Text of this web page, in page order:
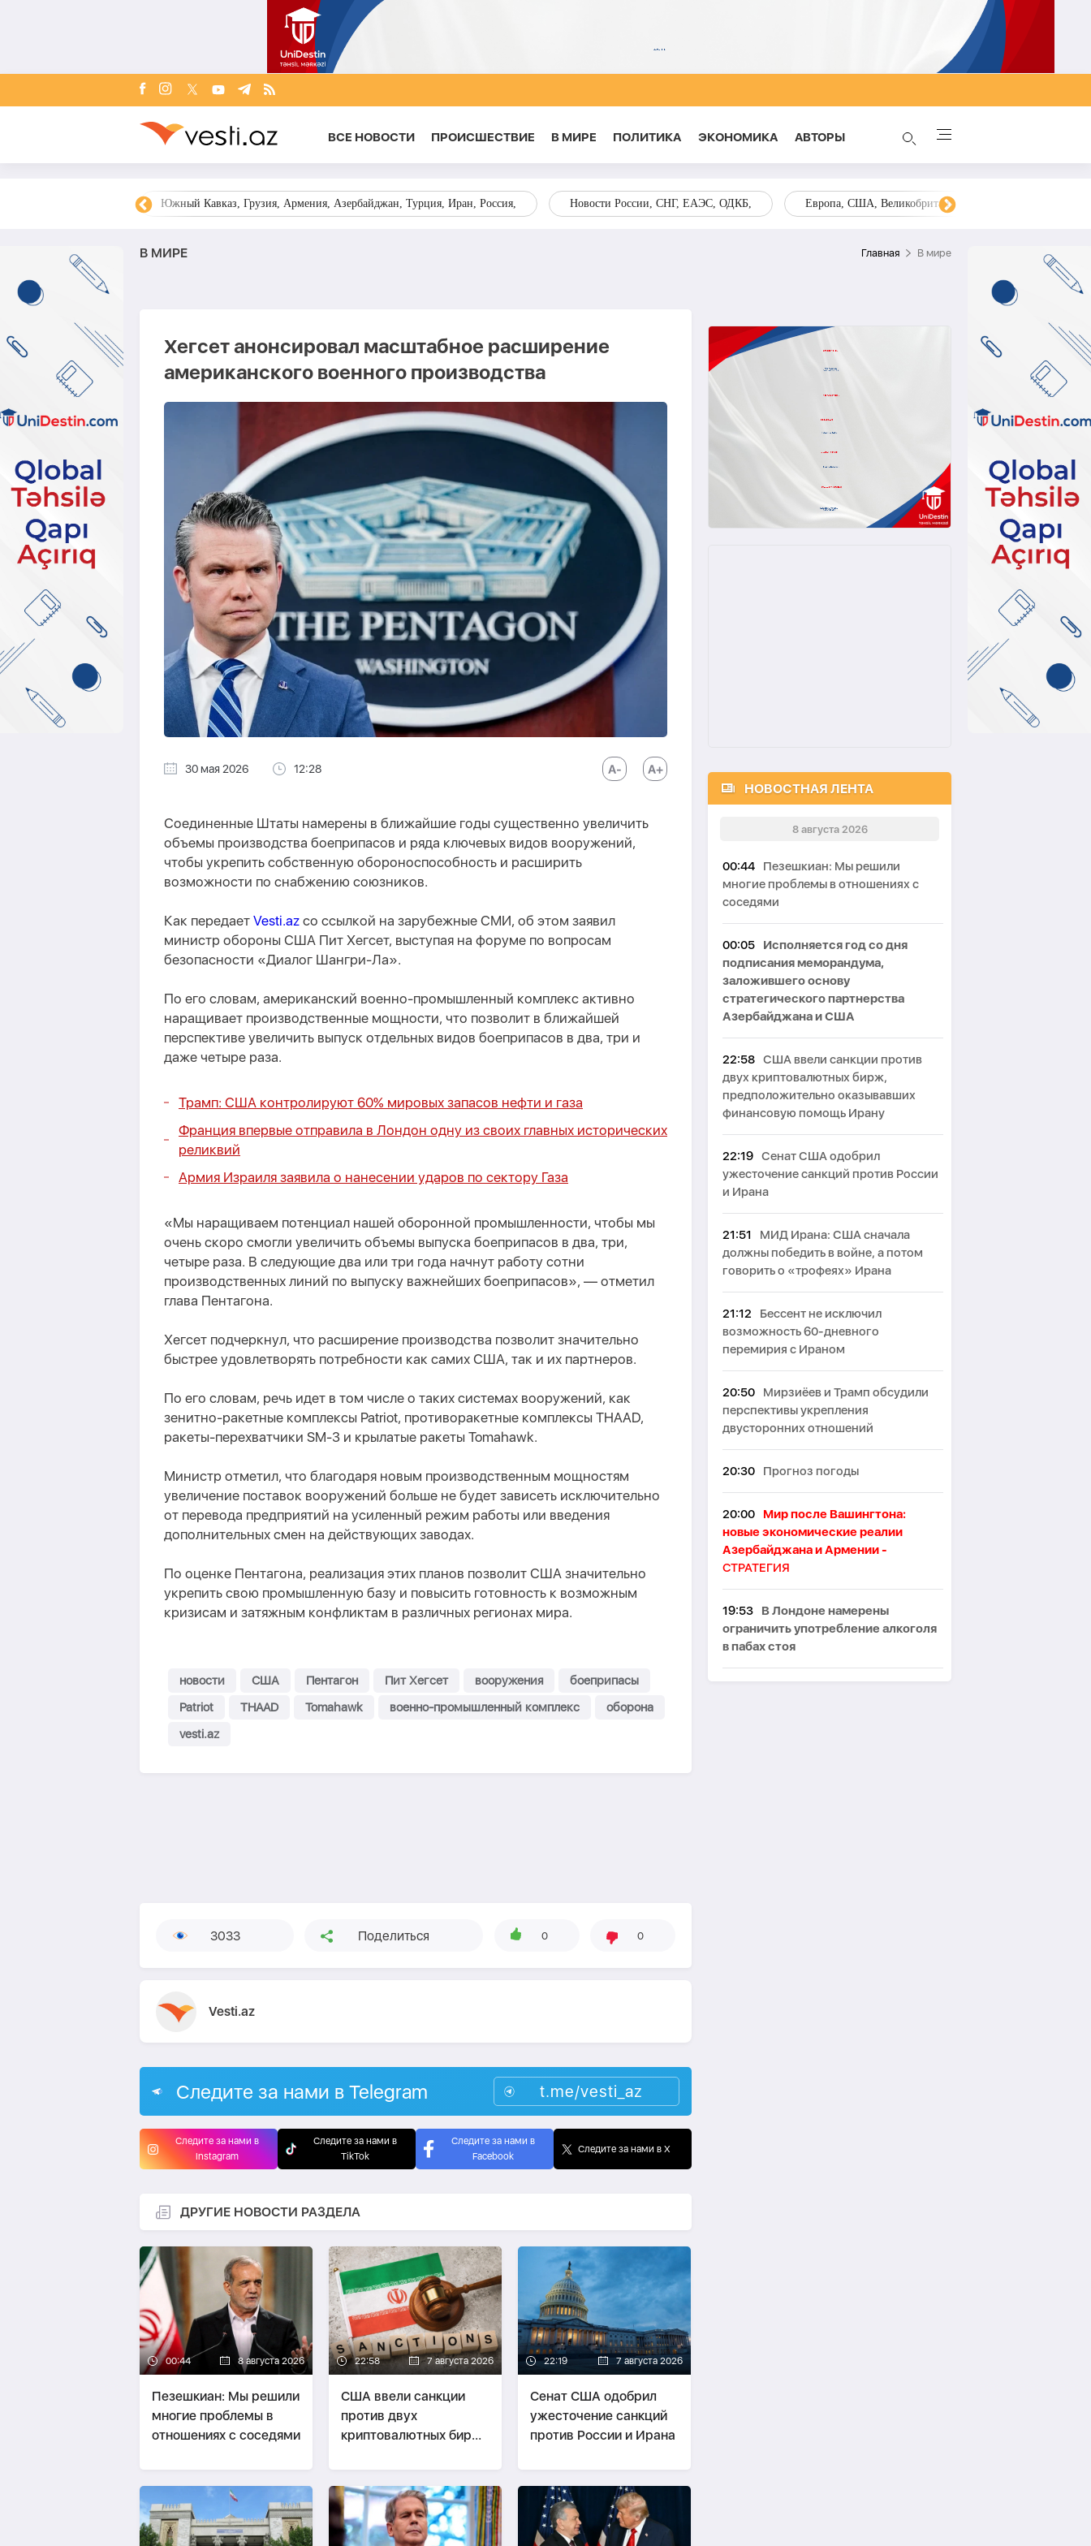
ВСЕ НОВОСТИ ПРОИСШЕСТВИЕ В МИРЕ ПОЛИТИКА ЭКОНОМИКА AВТОРЫ
Южный Кавказ, Грузия, Армения, Азербайджан, Турция, Иран, Россия, Новости России, СНГ, ЕАЭС, ОДКБ, Европа, США, Великобритания, Украина, Запад,
В МИРЕ Главная В мире
Хегсет анонсировал масштабное расширение
американского военного производства
30 мая 2026 12:28
Соединенные Штаты намерены в ближайшие годы существенно увеличить
объемы производства боеприпасов и ряда ключевых видов вооружений,
чтобы укрепить собственную обороноспособность и расширить
возможности по снабжению союзников.
Как передает Vesti.az со ссылкой на зарубежные СМИ, об этом заявил
министр обороны США Пит Хегсет, выступая на форуме по вопросам
безопасности «Диалог Шангри-Ла».
По его словам, американский военно-промышленный комплекс активно
наращивает производственные мощности, что позволит в ближайшей
перспективе увеличить выпуск отдельных видов боеприпасов в два, три и
даже четыре раза.
Трамп: США контролируют 60% мировых запасов нефти и газа
Франция впервые отправила в Лондон одну из своих главных исторических
реликвий
Армия Израиля заявила о нанесении ударов по сектору Газа
«Мы наращиваем потенциал нашей оборонной промышленности, чтобы мы
очень скоро смогли увеличить объемы выпуска боеприпасов в два, три,
четыре раза. В следующие два или три года начнут работу сотни
производственных линий по выпуску важнейших боеприпасов», — отметил
глава Пентагона.
Хегсет подчеркнул, что расширение производства позволит значительно
быстрее удовлетворять потребности как самих США, так и их партнеров.
По его словам, речь идет в том числе о таких системах вооружений, как
зенитно-ракетные комплексы Patriot, противоракетные комплексы THAAD,
ракеты-перехватчики SM-3 и крылатые ракеты Tomahawk.
Министр отметил, что благодаря новым производственным мощностям
увеличение поставок вооружений больше не будет зависеть исключительно
от перевода предприятий на усиленный режим работы или введения
дополнительных смен на действующих заводах.
По оценке Пентагона, реализация этих планов позволит США значительно
укрепить свою промышленную базу и повысить готовность к возможным
кризисам и затяжным конфликтам в различных регионах мира.
новости США Пентагон Пит Хегсет вооружения
боеприпасы
Patriot
THAAD Tomahawk военно-промышленный комплекс
оборона
vesti.az
3033 Поделиться 0 0
Vesti.az
Следите за нами в Telegram t.me/vesti_az
Следите за нами в
Instagram
Следите за нами в
TikTok
Следите за нами в
Facebook
Следите за нами в X
ДРУГИЕ НОВОСТИ РАЗДЕЛА
00:44 8 августа 2026
Пезешкиан: Мы решили
многие проблемы в
отношениях с соседями
22:58 7 августа 2026
США ввели санкции
против двух
криптовалютных бирж,
оказывавших
финансовую помощь
Ирану
22:19 7 августа 2026
Сенат США одобрил
ужесточение санкций
против России и Ирана
НОВОСТНАЯ ЛЕНТА
8 августа 2026
00:44
Пезешкиан: Мы решили
многие проблемы в отношениях с
соседями
00:05
Исполняется год со дня
подписания меморандума,
заложившего основу
стратегического партнерства
Азербайджана и США
22:58 США ввели санкции против
двух криптовалютных бирж,
предположительно оказывавших
финансовую помощь Ирану
22:19 Сенат США одобрил
ужесточение санкций против России
и Ирана
21:51
МИД Ирана: США сначала
должны победить в войне, а потом
говорить о «трофеях» Ирана
21:12
Бессент не исключил
возможность 60-дневного
перемирия с Ираном
20:50
Мирзиёев и Трамп обсудили
перспективы укрепления
двусторонних отношений
20:30 Прогноз погоды
20:00
Мир после Вашингтона:
новые экономические реалии
Азербайджана и Армении -
СТРАТЕГИЯ
19:53
В Лондоне намерены
ограничить употребление алкоголя
в пабах стоя